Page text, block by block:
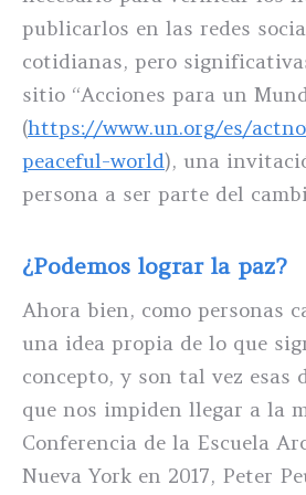
publicarlos en las redes
cotidianas, pero
sitio “Acciones para un
(https://www.un.org/es/
peaceful-world), una
persona a ser parte del
¿Podemos lograr la paz?
Ahora bien, como personas
una idea propia de lo que
concepto, y son tal vez esas
que nos impiden llegar a la
Conferencia de la Escuela
Nueva York en 2017, Peter